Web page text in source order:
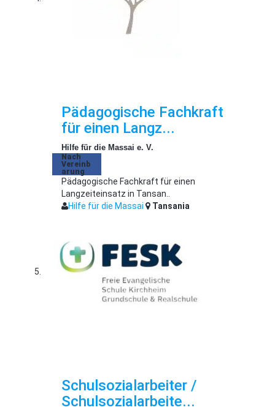
Pädagogische Fachkraft
für einen Langz...
Hilfe für die Massai e. V.
Nach
Vereinb
arung
Pädagogische Fachkraft für einen
Langzeiteinsatz in Tansan..
Hilfe für die Massai
Tansania
Schulsozialarbeiter /
Schulsozialarbeite...